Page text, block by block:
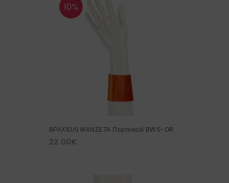
10%
ΒΡΑΧΙΟΛΙ ΜΑΝΣΕΤΑ Πορτοκαλί BWS-OR
22.00€